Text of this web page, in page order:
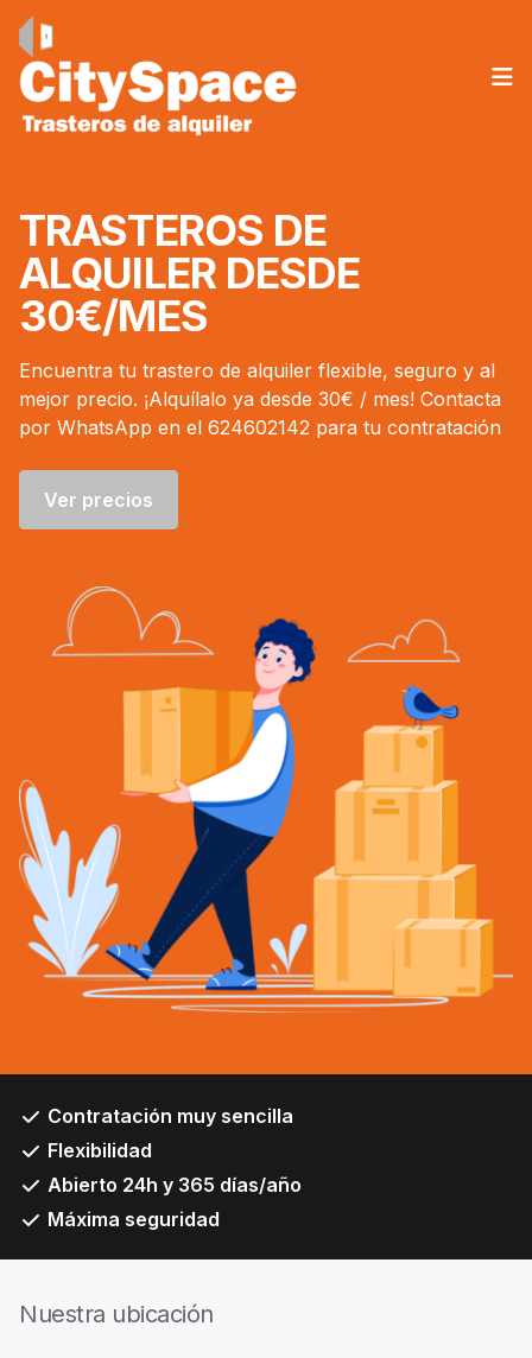
TRASTEROS DE
ALQUILER DESDE
30€/MES
Encuentra tu trastero de alquiler flexible, seguro y al
mejor precio. ¡Alquílalo ya desde 30€ / mes! Contacta
por WhatsApp en el 624602142 para tu contratación
Ver precios
Contratación muy sencilla
Flexibilidad
Abierto 24h y 365 días/año
Máxima seguridad
Nuestra ubicación